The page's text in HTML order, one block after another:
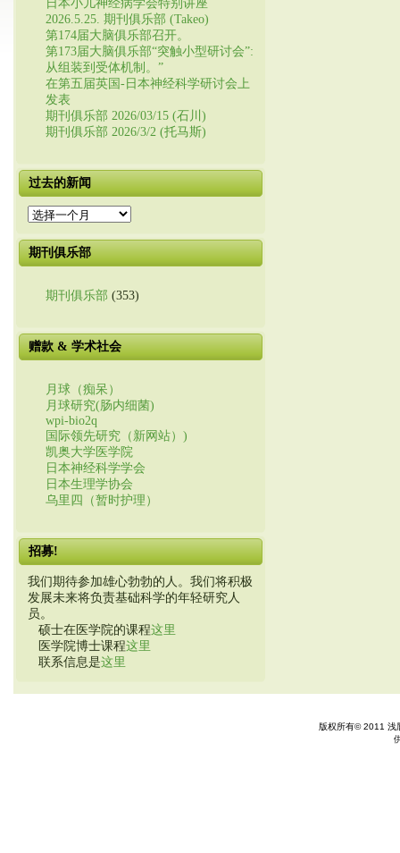
日本小儿神经病学会特别讲座
2026.5.25. 期刊俱乐部 (Takeo)
第174届大脑俱乐部召开。
第173届大脑俱乐部“突触小型研讨会”:
从组装到受体机制。”
在第五届英国-日本神经科学研讨会上
发表
期刊俱乐部 2026/03/15 (石川)
期刊俱乐部 2026/3/2 (托马斯)
过去的新闻
过
的
新
期刊俱乐部
期刊俱乐部 (353)
赠款 & 学术社会
月球（痴呆）
月球研究(肠内细菌)
wpi-bio2q
国际领先研究（新网站）)
凯奥大学医学院
日本神经科学学会
日本生理学协会
乌里四（暂时护理）
招募!
我们期待参加雄心勃勃的人。我们将积极
发展未来将负责基础科学的年轻研究人
员。
硕士在医学院的课程这里
医学院博士课程这里
联系信息是这里
版权所有© 2011 浅